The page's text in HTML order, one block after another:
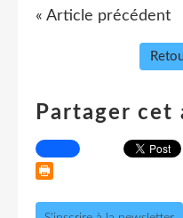
« Article précédent
Partager cet